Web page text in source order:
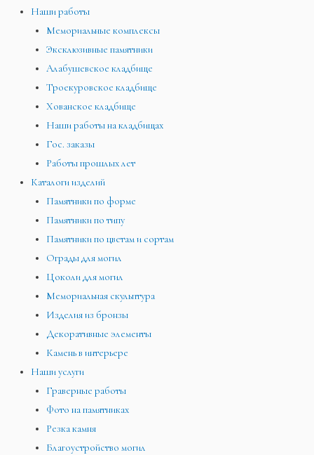
Наши работы
Мемориальные комплексы
Эксклюзивные памятники
Алабушевское кладбище
Троекуровское кладбище
Хованское кладбище
Наши работы на кладбищах
Гос. заказы
Работы прошлых лет
Каталоги изделий
Памятники по форме
Памятники по типу
Памятники по цветам и сортам
Ограды для могил
Цоколи для могил
Мемориальная скульптура
Изделия из бронзы
Декоративные элементы
Камень в интерьере
Наши услуги
Граверные работы
Фото на памятниках
Резка камня
Благоустройство могил